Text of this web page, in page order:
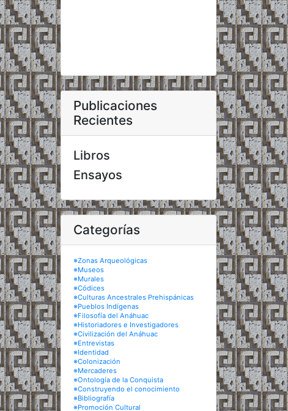
Publicaciones
Recientes
Libros
Ensayos
Categorías
※Zonas Arqueológicas
※Museos
※Murales
※Códices
※Culturas Ancestrales Prehispánicas
※Pueblos Indígenas
※Filosofía del Anáhuac
※Historiadores e Investigadores
※Civilización del Anáhuac
※Entrevistas
※Identidad
※Colonización
※Mercaderes
※Ontología de la Conquista
※Construyendo el conocimiento
※Bibliografía
※Promoción Cultural